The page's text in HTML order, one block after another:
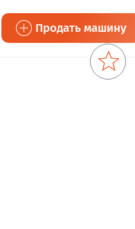
Продать машину